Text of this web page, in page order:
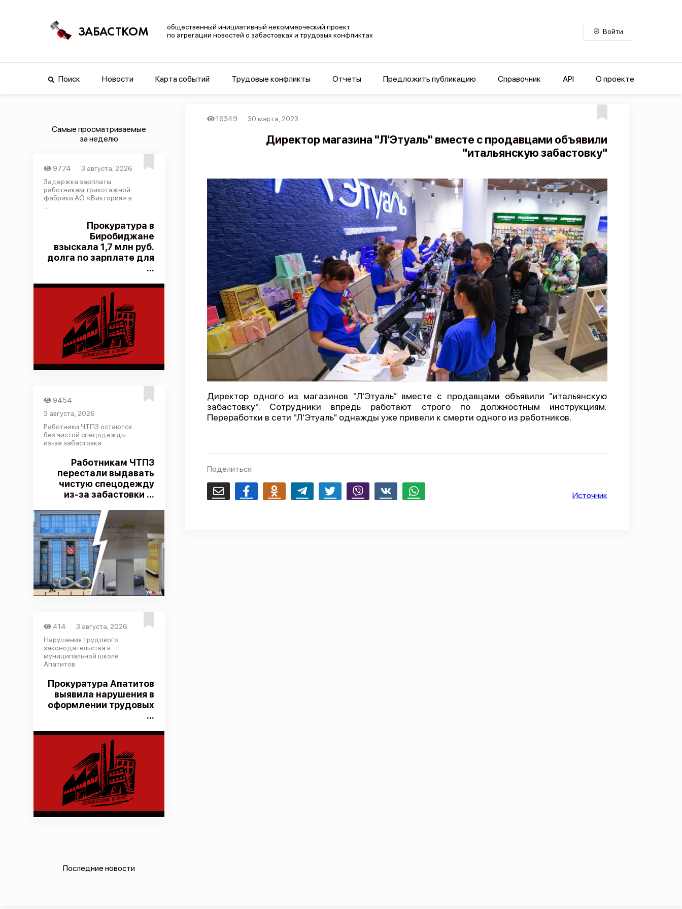
ЗАБАСТКОМ
общественный инициативный некоммерческий проект
по агрегации новостей о забастовках и трудовых конфликтах
Войти
Поиск Новости Карта событий Трудовые конфликты Отчеты Предложить публикацию Справочник API О проекте
Самые просматриваемые
за неделю
9774
3 августа, 2026
Задержка зарплаты
работникам трикотажной
фабрики АО «Виктория» в
Прокуратура в
Биробиджане
взыскала 1,7 млн руб.
долга по зарплате для
...
9454
3 августа, 2026
Работники ЧТПЗ остаются
без чистой спецодежды
из-за забастовки ...
Работникам ЧТПЗ
перестали выдавать
чистую спецодежду
из-за забастовки ...
414
3 августа, 2026
Нарушения трудового
законодательства в
муниципальной школе
Апатитов
Прокуратура Апатитов
выявила нарушения в
оформлении трудовых
...
Последние новости
16349 30 марта, 2023
Директор магазина "Л'Этуаль" вместе с продавцами объявили
"итальянскую забастовку"
Директор одного из магазинов "Л'Этуаль" вместе с продавцами объявили "итальянскую
забастовку". Сотрудники впредь работают строго по должностным инструкциям.
Переработки в сети "Л'Этуаль" однажды уже привели к смерти одного из работников.
Поделиться
Email FacebookOdnoklassnikiTelegram Twitter Viber Whatsapp Источник